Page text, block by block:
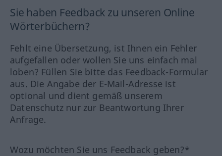
Sie haben Feedback zu unseren Online
Wörterbüchern?
Fehlt eine Übersetzung, ist Ihnen ein Fehler
aufgefallen oder wollen Sie uns einfach mal
loben? Füllen Sie bitte das Feedback-Formular
aus. Die Angabe der E-Mail-Adresse ist
optional und dient gemäß unserem
Datenschutz nur zur Beantwortung Ihrer
Anfrage.
Wozu möchten Sie uns Feedback geben?*